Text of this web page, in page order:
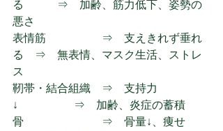
る　　　⇒　加齢、筋力低下、姿勢の
悪さ
表情筋　　　　　⇒　支えきれず垂れ
る　⇒　無表情、マスク生活、ストレ
ス
靭帯・結合組織　⇒　支持力
↓　　　　　⇒　加齢、炎症の蓄積
骨　　　　　　　⇒　骨量↓、痩せ